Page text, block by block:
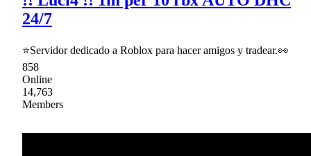
24/7
⭐Servidor dedicado a Roblox para hacer amigos y tradear.👀
858
Online
14,763
Members